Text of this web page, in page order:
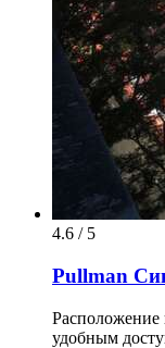
4.6 / 5
Pullman
Расположение
удобным